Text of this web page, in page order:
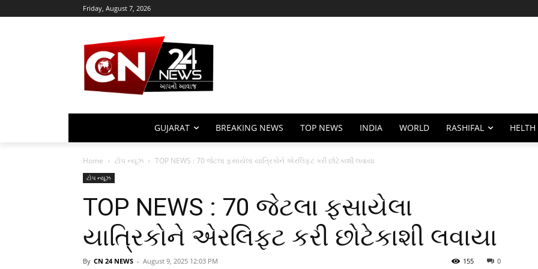
Friday, August 7, 2026
GUJARAT BREAKING NEWS TOP NEWS INDIA WORLD RASHIFAL HELTH
Home ટોપ ન્યૂઝ TOP NEWS : 70 જેટલા ફસાયેલા યાત્રિકોને એરલિફ્ટ કરી છોટેકાશી લવાયા
ટોપ ન્યૂઝ
TOP NEWS : 70 જેટલા ફસાયેલા
યાત્રિકોને એરલિફ્ટ કરી છોટેકાશી લવાયા
By CN 24 NEWS - August 9, 2025 12:03 PM 0
155